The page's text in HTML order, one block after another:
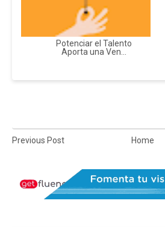
Potenciar el Talento
Aporta una Ven...
Previous Post Home